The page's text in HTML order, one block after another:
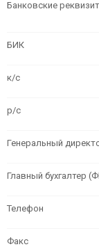
Банковские
БИК
к/с
р/с
Генеральный
Главный бухгалтер
Телефон
Факс